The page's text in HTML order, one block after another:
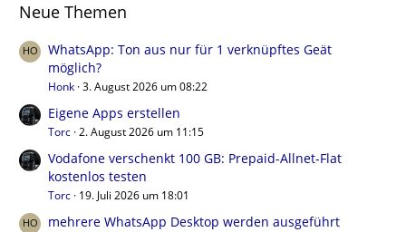
Neue Themen
WhatsApp: Ton aus nur für 1 verknüpftes Geät
möglich?
Honk 3. August 2026 um 08:22
Eigene Apps erstellen
Torc 2. August 2026 um 11:15
Vodafone verschenkt 100 GB: Prepaid-Allnet-Flat
kostenlos testen
Torc 19. Juli 2026 um 18:01
mehrere WhatsApp Desktop werden ausgeführt